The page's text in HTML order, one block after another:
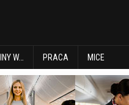
W… PRACA MICE